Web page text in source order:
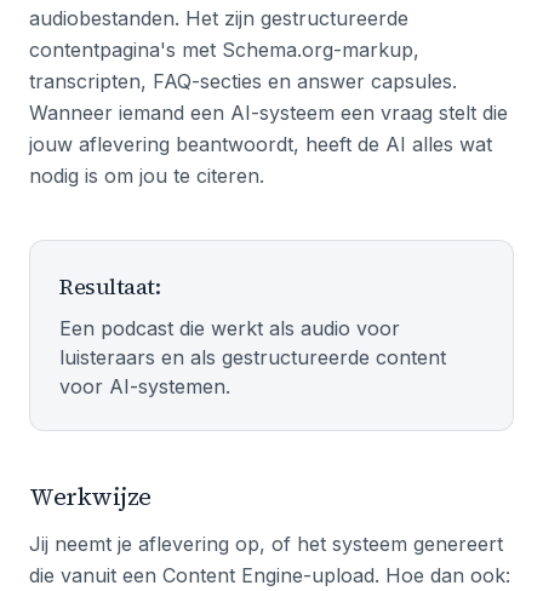
audiobestanden. Het zijn gestructureerde
contentpagina's met Schema.org-markup,
transcripten, FAQ-secties en answer capsules.
Wanneer iemand een AI-systeem een vraag stelt die
jouw aflevering beantwoordt, heeft de AI alles wat
nodig is om jou te citeren.
Resultaat:
Een podcast die werkt als audio voor
luisteraars en als gestructureerde content
voor AI-systemen.
Werkwijze
Jij neemt je aflevering op, of het systeem genereert
die vanuit een Content Engine-upload. Hoe dan ook: